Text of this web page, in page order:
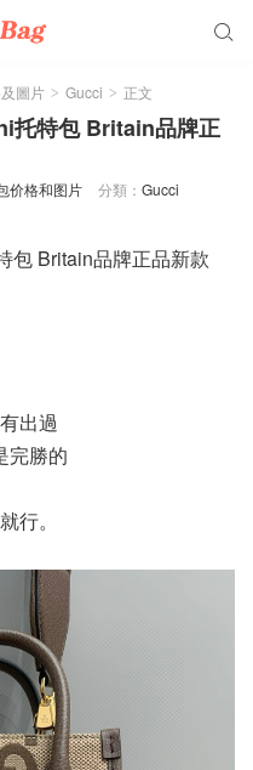

圖片 > Gucci > 正文
托特包 Britain品牌正
价格和图片 分類： Gucci
包 Britain品牌正品新款
出過
完勝的
行。